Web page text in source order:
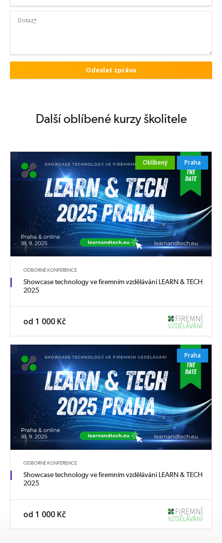
Dotaz*
Další oblíbené kurzy školitele
Oblíbený Praha
ODBORNÉ KONFERENCE
Showcase technology ve firemním vzdělávání LEARN & TECH
2025
od 1 000 Kč
Praha
ODBORNÉ KONFERENCE
Showcase technology ve firemním vzdělávání LEARN & TECH
2025
od 1 000 Kč